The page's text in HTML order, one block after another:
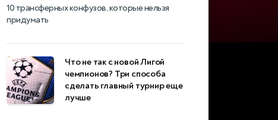
10 трансферных конфузов, которые нельзя
придумать
Что не так с новой Лигой
чемпионов? Три способа
сделать главный турнир еще
лучше